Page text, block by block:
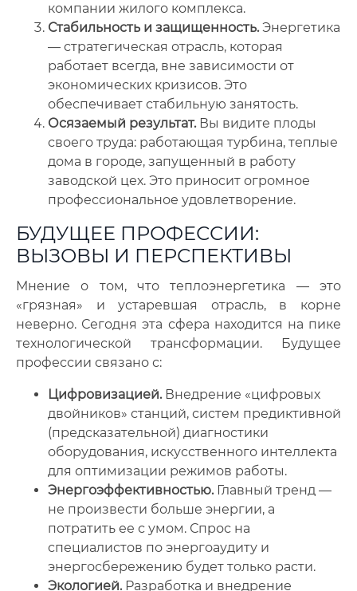
компании жилого комплекса.
Стабильность и защищенность.Энергетика
— стратегическая отрасль, которая
работает всегда, вне зависимости от
экономических кризисов. Это
обеспечивает стабильную занятость.
Осязаемый результат.Вы видите плоды
своего труда: работающая турбина, теплые
дома в городе, запущенный в работу
заводской цех. Это приносит огромное
профессиональное удовлетворение.
БУДУЩЕЕ ПРОФЕССИИ:
ВЫЗОВЫ И ПЕРСПЕКТИВЫ
Мнение о том, что теплоэнергетика — это
«грязная» и устаревшая отрасль, в корне
неверно. Сегодня эта сфера находится на пике
технологической трансформации. Будущее
профессии связано с:
Цифровизацией.Внедрение «цифровых
двойников» станций, систем предиктивной
(предсказательной) диагностики
оборудования, искусственного интеллекта
для оптимизации режимов работы.
Энергоэффективностью.Главный тренд —
не произвести больше энергии, а
потратить ее с умом. Спрос на
специалистов по энергоаудиту и
энергосбережению будет только расти.
Экологией.Разработка и внедрение